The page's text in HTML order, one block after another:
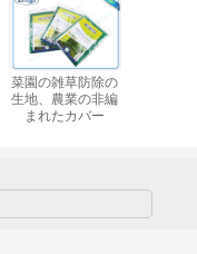
菜園の雑草防除の
生地、農業の非編
まれたカバー